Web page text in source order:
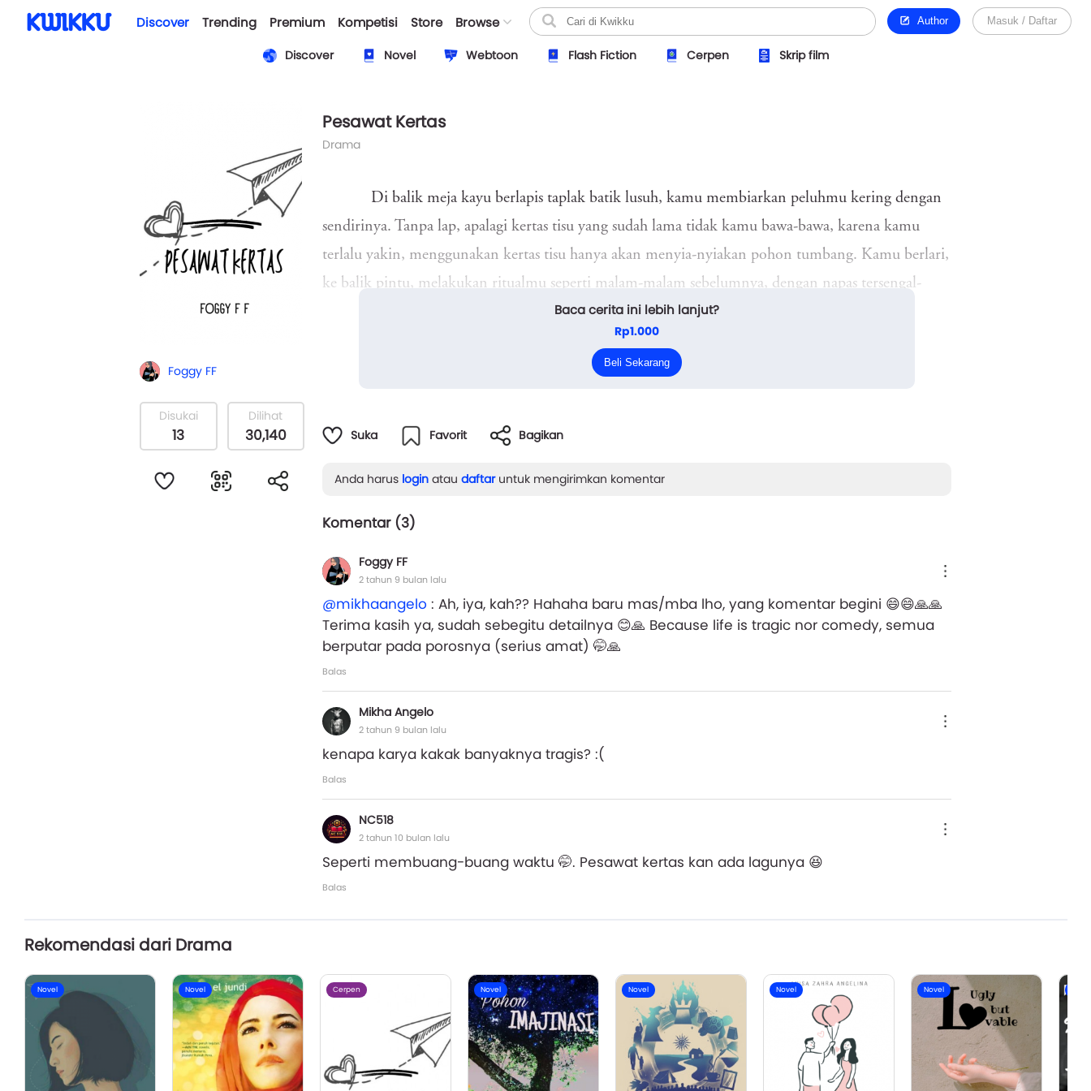
Discover Trending Premium Kompetisi Store Browse Author Masuk / Daftar
Discover Novel Webtoon Flash Fiction Cerpen Skrip film
Foggy FF
Disukai
13
Dilihat
30,140
Pesawat Kertas
Drama
Di balik meja kayu berlapis taplak batik lusuh, kamu membiarkan peluhmu kering dengan
sendirinya. Tanpa lap, apalagi kertas tisu yang sudah lama tidak kamu bawa-bawa, karena kamu
terlalu yakin, menggunakan kertas tisu hanya akan menyia-nyiakan pohon tumbang. Kamu berlari,
ke balik pintu, melakukan ritualmu seperti malam-malam sebelumnya, dengan napas tersengal-
Kamu ingin memandanginya lagi di balik jendela. Ia yang duduk memandangi jalanan
Baca cerita ini lebih lanjut?
Rp1.000
Beli Sekarang
Suka Favorit Bagikan
Anda harus login atau daftaruntuk mengirimkan komentar
Komentar (3)
Foggy FF
2 tahun 9 bulan lalu
@mikhaangelo : Ah, iya, kah?? Hahaha baru mas/mba lho, yang komentar begini 😄😄🙏🙏
Terima kasih ya, sudah sebegitu detailnya 😊🙏 Because life is tragic nor comedy, semua
berputar pada porosnya (serius amat) 🤭🙏
Balas
Mikha Angelo
2 tahun 9 bulan lalu
kenapa karya kakak banyaknya tragis? :(
Balas
NC518
2 tahun 10 bulan lalu
Seperti membuang-buang waktu 🤭. Pesawat kertas kan ada lagunya 😆
Balas
Rekomendasi dari Drama
Novel Novel Cerpen Novel Novel Novel Novel